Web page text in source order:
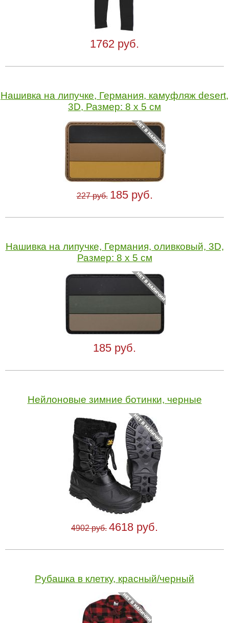
1762 руб.
Нашивка на липучке, Германия, камуфляж desert,
3D, Размер: 8 х 5 см
227 руб. 185 руб.
Нашивка на липучке, Германия, оливковый, 3D,
Размер: 8 х 5 см
185 руб.
Нейлоновые зимние ботинки, черные
4902 руб. 4618 руб.
Рубашка в клетку, красный/черный